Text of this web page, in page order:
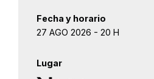
Fecha y horario
27 AGO 2026 - 20 H
Lugar